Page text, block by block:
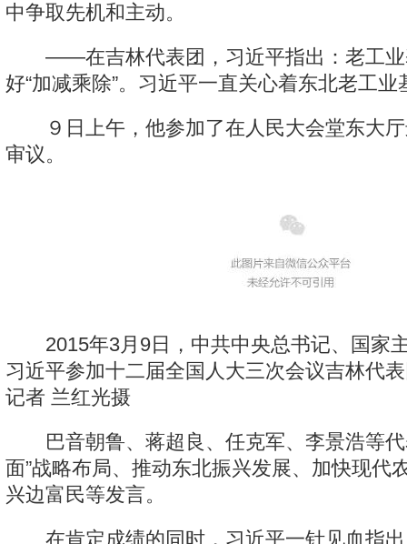
中争取先机和主动。
——在吉林代表团，习近平指出：老工业
好“加减乘除”。习近平一直关心着东北老工
９日上午，他参加了在人民大会堂东大厅
审议。
2015年3月9日，中共中央总书记、国家
习近平参加十二届全国人大三次会议吉林代
记者 兰红光摄
巴音朝鲁、蒋超良、任克军、李景浩等代
面”战略布局、推动东北振兴发展、加快现代
兴边富民等发言。
在肯定成绩的同时，习近平一针见血指出